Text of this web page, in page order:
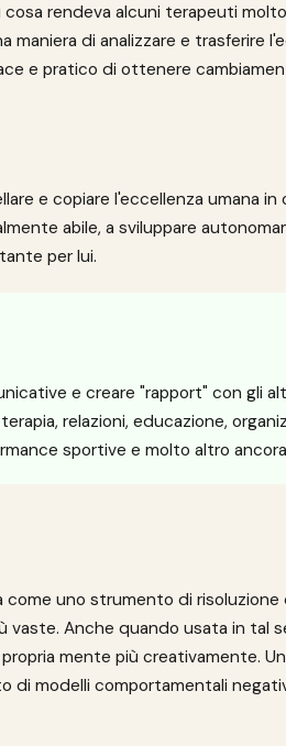
rendeva alcuni terapeuti
di analizzare e trasferire
e pratico di ottenere
e copiare l'eccellenza umana in
abile, a sviluppare
per lui.
e creare "rapport" con gli
relazioni, educazione,
sportive e molto altro
uno strumento di risoluzione
Anche quando usata in tal
mente più creativamente.
di modelli comportamentali